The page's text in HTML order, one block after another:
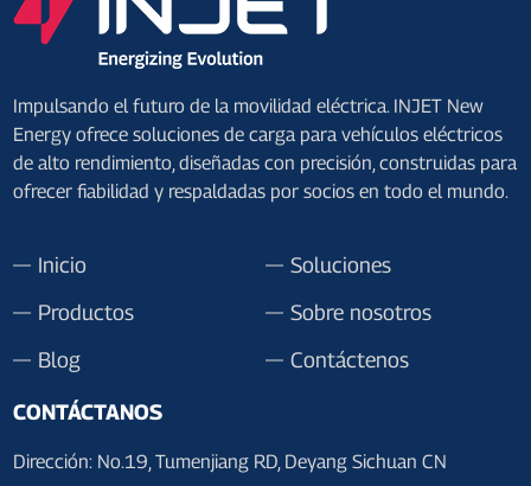
Impulsando el futuro de la movilidad eléctrica. INJET New
Energy ofrece soluciones de carga para vehículos eléctricos
de alto rendimiento, diseñadas con precisión, construidas para
ofrecer fiabilidad y respaldadas por socios en todo el mundo.
Inicio
Soluciones
Productos
Sobre nosotros
Blog
Contáctenos
CONTÁCTANOS
Dirección: No.19, Tumenjiang RD, Deyang Sichuan CN